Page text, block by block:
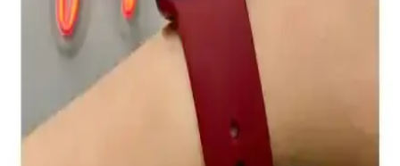
Apple Watch için Uyumlu Silikon Kordon
İncelemesi ve Kullanıcı Deneyimleri
Apple Watch uyumlu silikon kordonlar, şık tasarımı, konforu ve
dayanıklılığıyla günlük kullanım için ideal. Renk seçenekleri ve
yüksek kalite malzeme, kullanıcı memnuniyetini artırıyor.
Asfal Metal Başlıklı Apple Watch Kayışı: 42–49 mm
uyumlu, Watch Ultra için şık tasarım